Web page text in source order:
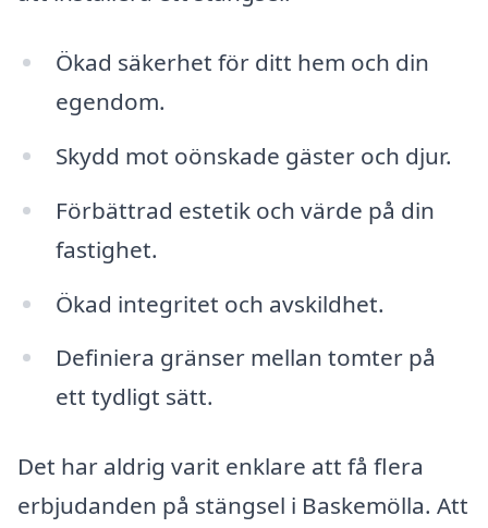
Ökad säkerhet för ditt hem och din
egendom.
Skydd mot oönskade gäster och djur.
Förbättrad estetik och värde på din
fastighet.
Ökad integritet och avskildhet.
Definiera gränser mellan tomter på
ett tydligt sätt.
Det har aldrig varit enklare att få flera
erbjudanden på stängsel i Baskemölla. Att